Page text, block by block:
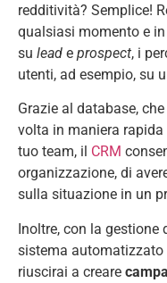
redditività? Semplice!
qualsiasi momento e
su lead e prospect, i
utenti, ad esempio, su
Grazie al database,
volta in maniera
tuo team, il CRM
organizzazione, di
sulla situazione in un
Inoltre, con la
sistema automatizzato
riuscirai a creare